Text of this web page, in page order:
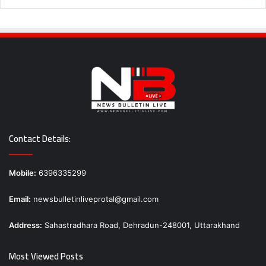
Contact Details:
Mobile: 6396335299
Email: newsbulletinliveprotal@gmail.com
Address: Sahastradhara Road, Dehradun-248001, Uttarakhand
Most Viewed Posts